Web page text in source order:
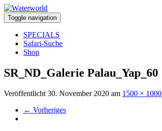
Toggle navigation
SPECIALS
Safari-Suche
Shop
SR_ND_Galerie Palau_Yap_60
Veröffentlicht 30. November 2020 am 1500 × 1000
← Vorheriges